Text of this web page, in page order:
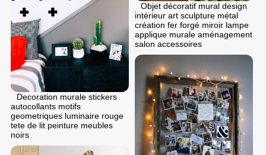
Objet décoratif mural design
intérieur art sculpture métal
création fer forgé miroir lampe
applique murale aménagement
salon accessoires
Decoration murale stickers
autocollants motifs
geometriques luminaire rouge
tete de lit peinture meubles
noirs